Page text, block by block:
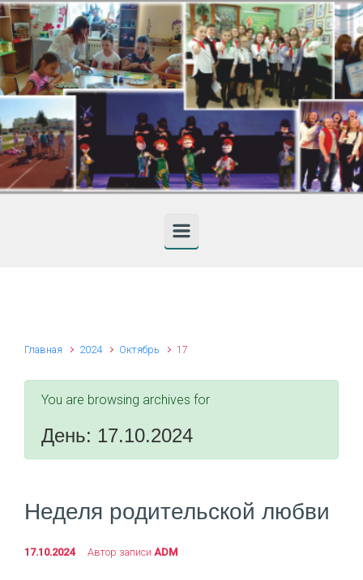
Skip to main content
Главная 2024 Октябрь 17
You are browsing archives for
День: 17.10.2024
Неделя родительской любви
17.10.2024 Автор записи ADM